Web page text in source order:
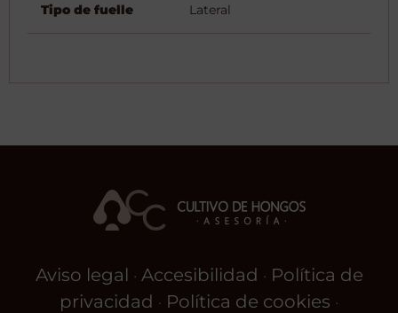
Tipo de fuelle Lateral
Aviso legal · Accesibilidad · Política de
privacidad · Política de cookies ·